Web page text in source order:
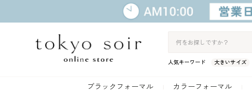
人気キーワード 大きいサイズ
ブラックフォーマル カラーフォーマル